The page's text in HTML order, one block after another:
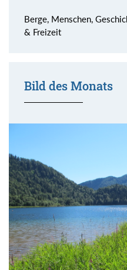
Berge, Menschen,
& Freizeit
Bild des Monats